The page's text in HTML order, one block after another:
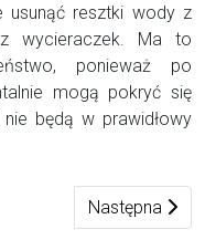
usunąć resztki wody z
wycieraczek. Ma to
ponieważ po
mogą pokryć się
będą w prawidłowy
jest przydatny i jaki
Następna
Następna